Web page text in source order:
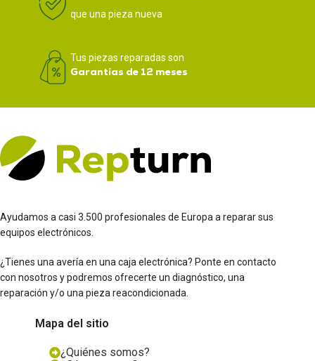
que una pieza nueva
Tus piezas reparadas son
Garantías de 12 meses
Ayudamos a casi 3.500 profesionales de Europa a reparar sus
equipos electrónicos.
¿Tienes una avería en una caja electrónica? Ponte en contacto
con nosotros y podremos ofrecerte un diagnóstico, una
reparación y/o una pieza reacondicionada.
Mapa del sitio
¿Quiénes somos?